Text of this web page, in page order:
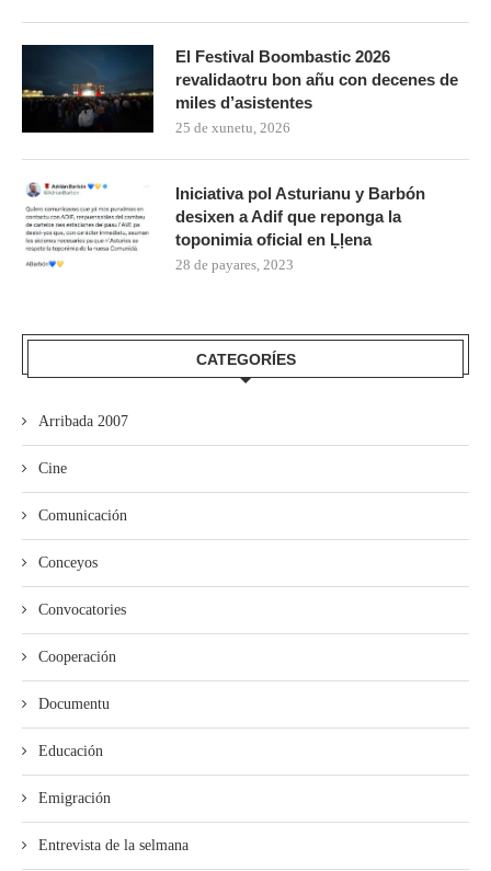
El Festival Boombastic 2026
revalidaotru bon añu con decenes de
miles d’asistentes
25 de xunetu, 2026
Iniciativa pol Asturianu y Barbón
desixen a Adif que reponga la
toponimia oficial en Ḷḷena
28 de payares, 2023
CATEGORÍES
Arribada 2007
Cine
Comunicación
Conceyos
Convocatories
Cooperación
Documentu
Educación
Emigración
Entrevista de la selmana